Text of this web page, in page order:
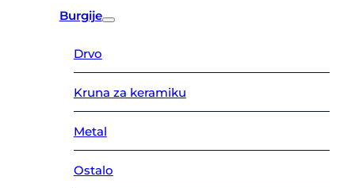
Burgije
Drvo
Kruna za keramiku
Metal
Ostalo